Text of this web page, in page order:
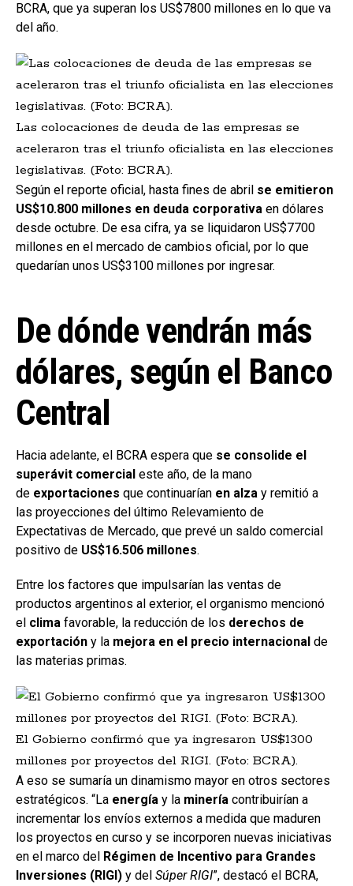
BCRA, que ya superan los US$7800 millones en lo que va
del año.
Las colocaciones de deuda de las empresas se
aceleraron tras el triunfo oficialista en las elecciones
legislativas. (Foto: BCRA).
Según el reporte oficial, hasta fines de abril se emitieron
US$10.800 millones en deuda corporativa en dólares
desde octubre. De esa cifra, ya se liquidaron US$7700
millones en el mercado de cambios oficial, por lo que
quedarían unos US$3100 millones por ingresar.
De dónde vendrán más
dólares, según el Banco
Central
Hacia adelante, el BCRA espera que se consolide el
superávit comercial este año, de la mano
de exportaciones que continuarían en alza y remitió a
las proyecciones del último Relevamiento de
Expectativas de Mercado, que prevé un saldo comercial
positivo de US$16.506 millones.
Entre los factores que impulsarían las ventas de
productos argentinos al exterior, el organismo mencionó
el clima favorable, la reducción de los derechos de
exportación y la mejora en el precio internacional de
las materias primas.
El Gobierno confirmó que ya ingresaron US$1300
millones por proyectos del RIGI. (Foto: BCRA).
A eso se sumaría un dinamismo mayor en otros sectores
estratégicos. “La energía y la minería contribuirían a
incrementar los envíos externos a medida que maduren
los proyectos en curso y se incorporen nuevas iniciativas
en el marco del Régimen de Incentivo para Grandes
Inversiones (RIGI ) y del Súper RIGI”, destacó el BCRA,